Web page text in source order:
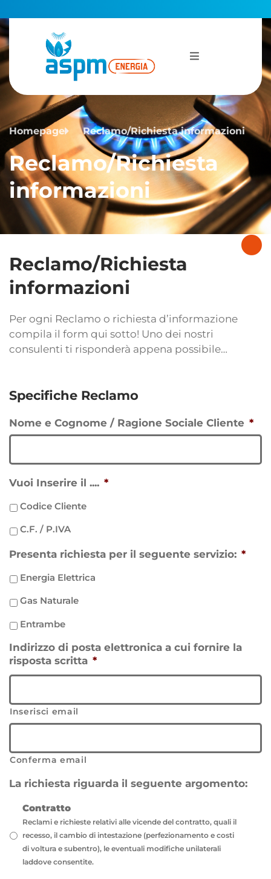
Reclamo/Richiesta
informazioni
Homepage Reclamo/Richiesta informazioni
Reclamo/Richiesta
informazioni
Per ogni Reclamo o richiesta d’informazione
compila il form qui sotto! Uno dei nostri
consulenti ti risponderà appena possibile…
Specifiche Reclamo
Nome e Cognome / Ragione Sociale Cliente *
Vuoi Inserire il .... *
Codice Cliente
C.F. / P.IVA
Presenta richiesta per il seguente servizio: *
Energia Elettrica
Gas Naturale
Entrambe
Indirizzo di posta elettronica a cui fornire la
risposta scritta *
Inserisci email
Conferma email
La richiesta riguarda il seguente argomento:
Contratto
Reclami e richieste relativi alle vicende del contratto, quali il
recesso, il cambio di intestazione (perfezionamento e costi
di voltura e subentro), le eventuali modifiche unilaterali
laddove consentite.